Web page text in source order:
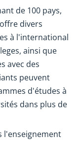
de 100 pays,
offre divers
à l'international
ainsi que
avec des
peuvent
d'études à
dans plus de
l'enseignement